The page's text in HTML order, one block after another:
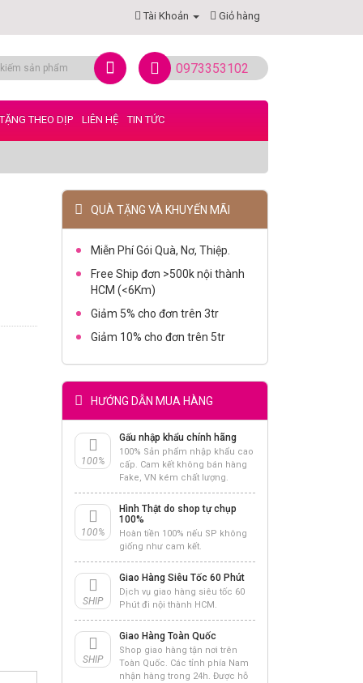
Tài Khoản Giỏ hàng
0973353102
THEO DỊP LIÊN HỆ TIN TỨC
QUÀ TẶNG VÀ KHUYẾN MÃI
Miễn Phí Gói Quà, Nơ, Thiệp.
Free Ship đơn >500k nội thành
HCM (<6Km)
Giảm 5% cho đơn trên 3tr
Giảm 10% cho đơn trên 5tr
HƯỚNG DẪN MUA HÀNG
100%
Gấu nhập khẩu chính hãng
100% Sản phẩm nhập khẩu cao
cấp. Cam kết không bán hàng
Fake, VN kém chất lượng.
100%
Hình Thật do shop tự chụp
100%
Hoàn tiền 100% nếu SP không
giống như cam kết.
SHIP
Giao Hàng Siêu Tốc 60 Phút
Dịch vụ giao hàng siêu tốc 60
Phút đi nội thành HCM.
SHIP
Giao Hàng Toàn Quốc
Shop giao hàng tận nơi trên
Toàn Quốc. Các tỉnh phía Nam
nhận hàng trong 24h. Được hỗ